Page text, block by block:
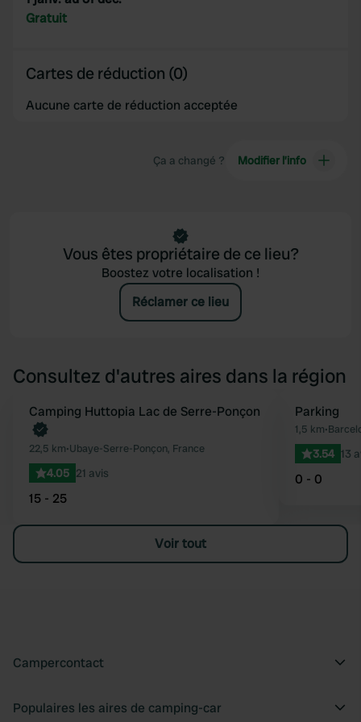
provided to them or that they’ve collected from your use
Gratuit
Cartes de réduction (0)
Aucune carte de réduction acceptée
Ça a changé ? Modifier l’info
Vous êtes propriétaire de ce lieu?
Boostez votre localisation !
Réclamer ce lieu
Consultez d'autres aires dans la région
Préféré
Reserve maintenant
Camping Huttopia Lac de Serre-Ponçon
22,5 km•Ubaye-Serre-Ponçon, France
4.05 21 avis
15 - 25
Parking
1,5 km•
3.54 13
0 - 0
Voir tout
Campercontact
Populaires les aires de camping-car